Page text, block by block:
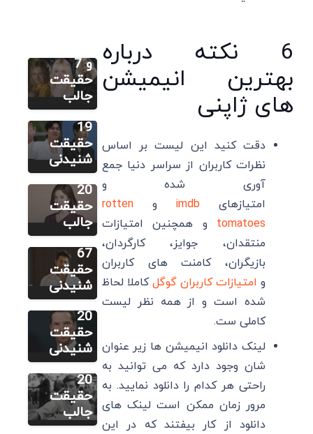
6 نکته درباره
بهترین انیمیشن
های ژاپنی
دقت کنید این لیست بر اساس
نظرات کاربران از سراسر دنیا جمع
آوری شده و
امتیازهای imdb وrotten
tomatoes و همچنین امتیازات
منتقدان، جوایز، کارگردان،
بازیگران، کامنت های کاربران
و امتیازات کاربران گوگلکاملا لحاظ
شده است و از همه نظر لیست
کاملی ست.
لینک دانلود انیمیشن ها زیر عنوان
شان وجود دارد که می توانید به
راحتی هر کدام را دانلود نمایید. به
مرور زمان ممکن است لینک های
دانلود از کار بیفتند که در این
و 7
حقیقت
جالب
لی مینهو:
زندگینامه،
بهترین
فیلم ها و
19
حقیقت
شنیدنی
سایر
سونگ هه
کیو:
زندگینامه،
بهترین
فیلم ها و
20
حقیقت
جالب
سایر
بوراک
اوزچیویت:
زندگینامه،
بهترین
فیلم ها و
67
حقیقت
شنیدنی
سایر
بندیکت
کامبربچ:
زندگینامه،
بهترین
فیلم ها و
20
حقیقت
شنیدنی
سایر
آلن دلون:
زندگینامه،
بهترین
فیلم ها و
20
حقیقت
جالب